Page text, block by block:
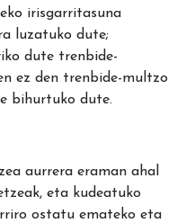
irisgarritasuna
luzatuko dute;
dute trenbide-
ez den trenbide-multzo
bihurtuko dute.
aurrera eraman ahal
eta kudeatuko
ostatu emateko eta